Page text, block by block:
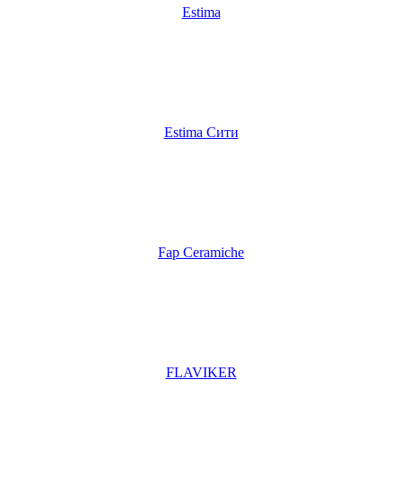
Estima
Estima Cити
Fap Ceramiche
FLAVIKER